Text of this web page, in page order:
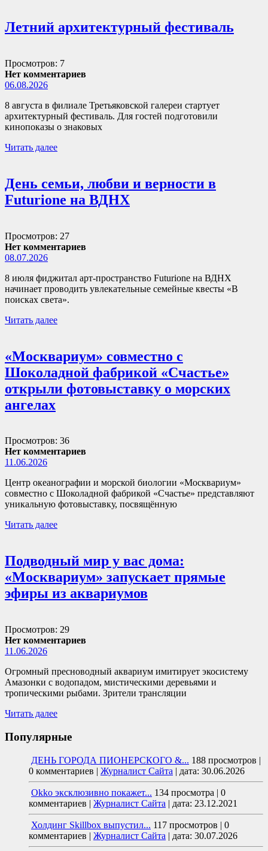
Летний архитектурный фестиваль
Просмотров: 7
Нет комментариев
06.08.2026
8 августа в филиале Третьяковской галереи стартует
архитектурный фестиваль. Для гостей подготовили
кинопоказы о знаковых
Читать далее
День семьи, любви и верности в
Futurione на ВДНХ
Просмотров: 27
Нет комментариев
08.07.2026
8 июля фиджитал арт-пространство Futurione на ВДНХ
начинает проводить увлекательные семейные квесты «В
поисках света».
Читать далее
«Москвариум» совместно с
Шоколадной фабрикой «Счастье»
открыли фотовыставку о морских
ангелах
Просмотров: 36
Нет комментариев
11.06.2026
Центр океанографии и морской биологии «Москвариум»
совместно с Шоколадной фабрикой «Счастье» представляют
уникальную фотовыставку, посвящённую
Читать далее
Подводный мир у вас дома:
«Москвариум» запускает прямые
эфиры из аквариумов
Просмотров: 29
Нет комментариев
11.06.2026
Огромный пресноводный аквариум имитирует экосистему
Амазонки с водопадом, мистическими деревьями и
тропическими рыбами. Зрители трансляции
Читать далее
Популярные
ДЕНЬ ГОРОДА ПИОНЕРСКОГО &... 188 просмотров |
0 комментариев | Журналист Сайта | дата: 30.06.2026
Okko эксклюзивно покажет... 134 просмотра | 0
комментариев | Журналист Сайта | дата: 23.12.2021
Холдинг Skillbox выпустил... 117 просмотров | 0
комментариев | Журналист Сайта | дата: 30.07.2026